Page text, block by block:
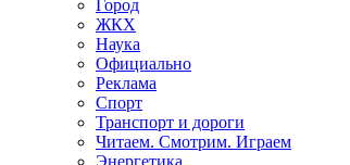
Город
ЖКХ
Наука
Официально
Реклама
Спорт
Транспорт и дороги
Читаем. Смотрим. Играем
Энергетика